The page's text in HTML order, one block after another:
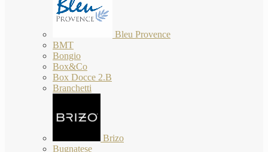
Bleu Provence
BMT
Bongio
Box&Co
Box Docce 2.B
Branchetti
Brizo
Bugnatese